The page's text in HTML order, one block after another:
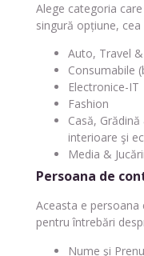
Alege categoria
singură opțiune,
Auto, Travel
Consumabile
Electronice-IT
Fashion
Casă,
interioare şi
Media &
Persoana de
Aceasta e persoana
pentru întrebări
Nume şi